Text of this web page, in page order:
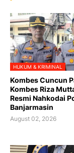
HUKUM & KRIMINAL
Kombes Cuncun
Kombes Riza
Resmi Nahkodai
Banjarmasin
August 02, 2026